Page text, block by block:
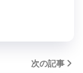
次の記事